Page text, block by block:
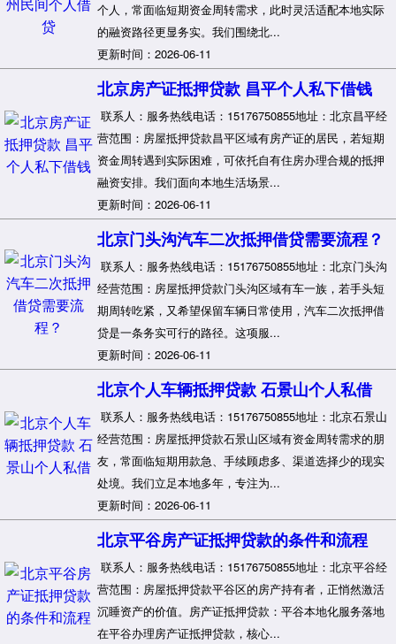
个人，常面临短期资金周转需求，此时灵活适配本地实际
的融资路径更显务实。我们围绕北...
更新时间：2026-06-11
北京房产证抵押贷款 昌平个人私下借钱
联系人：服务热线电话：15176750855地址：北京昌平经
营范围：房屋抵押贷款昌平区域有房产证的居民，若短期
资金周转遇到实际困难，可依托自有住房办理合规的抵押
融资安排。我们面向本地生活场景...
更新时间：2026-06-11
北京门头沟汽车二次抵押借贷需要流程？
联系人：服务热线电话：15176750855地址：北京门头沟
经营范围：房屋抵押贷款门头沟区域有车一族，若手头短
期周转吃紧，又希望保留车辆日常使用，汽车二次抵押借
贷是一条务实可行的路径。这项服...
更新时间：2026-06-11
北京个人车辆抵押贷款 石景山个人私借
联系人：服务热线电话：15176750855地址：北京石景山
经营范围：房屋抵押贷款石景山区域有资金周转需求的朋
友，常面临短期用款急、手续顾虑多、渠道选择少的现实
处境。我们立足本地多年，专注为...
更新时间：2026-06-11
北京平谷房产证抵押贷款的条件和流程
联系人：服务热线电话：15176750855地址：北京平谷经
营范围：房屋抵押贷款平谷区的房产持有者，正悄然激活
沉睡资产的价值。房产证抵押贷款：平谷本地化服务落地
在平谷办理房产证抵押贷款，核心...